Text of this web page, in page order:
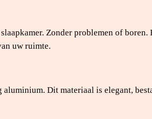
Zonder problemen of
uw ruimte.
Dit materiaal is elegant,